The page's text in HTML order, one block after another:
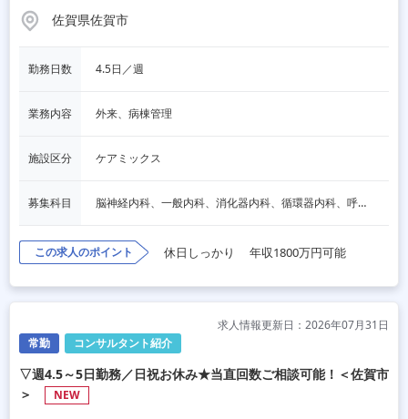
佐賀県佐賀市
勤務日数 4.5日／週
業務内容 外来、病棟管理
施設区分 ケアミックス
募集科目 脳神経内科、一般内科、消化器内科、循環器内科、呼吸器内科、血液内科、内分泌内科、老人内科、一般外科、消化器外科、その他
この求人のポイント 休日しっかり 年収1800万円可能
常勤 コンサルタント紹介
求人情報更新日：2026年07月31日
▽週4.5～5日勤務／日祝お休み★当直回数ご相談可能！＜佐賀市
＞
NEW